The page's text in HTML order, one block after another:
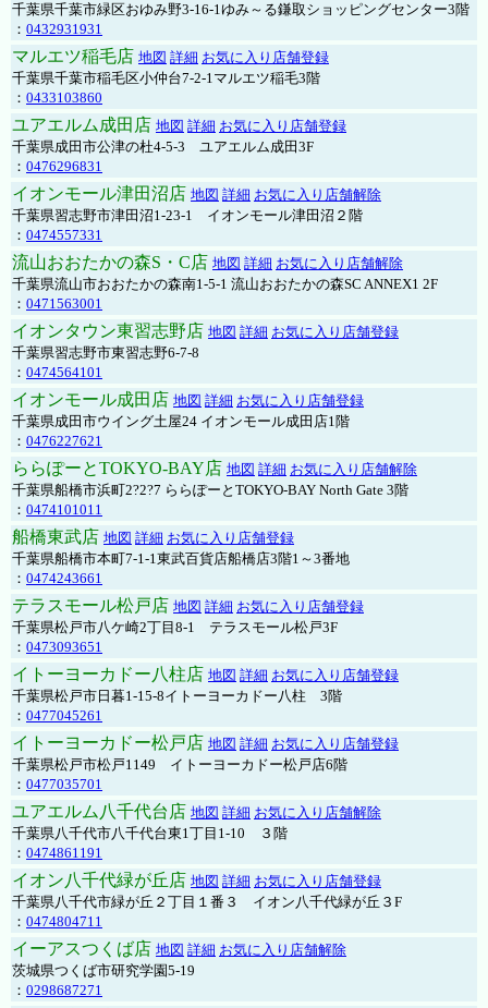
千葉県千葉市緑区おゆみ野3-16-1ゆみ～る鎌取ショッピングセンター3階
： 0432931931
マルエツ稲毛店 地図 詳細 お気に入り店舗登録
千葉県千葉市稲毛区小仲台7-2-1マルエツ稲毛3階
： 0433103860
ユアエルム成田店 地図 詳細 お気に入り店舗登録
千葉県成田市公津の杜4-5-3 ユアエルム成田3F
： 0476296831
イオンモール津田沼店 地図 詳細 お気に入り店舗解除
千葉県習志野市津田沼1-23-1 イオンモール津田沼２階
： 0474557331
流山おおたかの森S・C店 地図 詳細 お気に入り店舗解除
千葉県流山市おおたかの森南1-5-1 流山おおたかの森SC ANNEX1 2F
： 0471563001
イオンタウン東習志野店 地図 詳細 お気に入り店舗登録
千葉県習志野市東習志野6-7-8
： 0474564101
イオンモール成田店 地図 詳細 お気に入り店舗登録
千葉県成田市ウイング土屋24 イオンモール成田店1階
： 0476227621
ららぽーとTOKYO-BAY店 地図 詳細 お気に入り店舗解除
千葉県船橋市浜町2?2?7 ららぽーとTOKYO-BAY North Gate 3階
： 0474101011
船橋東武店 地図 詳細 お気に入り店舗登録
千葉県船橋市本町7-1-1東武百貨店船橋店3階1～3番地
： 0474243661
テラスモール松戸店 地図 詳細 お気に入り店舗登録
千葉県松戸市八ケ崎2丁目8-1 テラスモール松戸3F
： 0473093651
イトーヨーカドー八柱店 地図 詳細 お気に入り店舗登録
千葉県松戸市日暮1-15-8イトーヨーカドー八柱 3階
： 0477045261
イトーヨーカドー松戸店 地図 詳細 お気に入り店舗登録
千葉県松戸市松戸1149 イトーヨーカドー松戸店6階
： 0477035701
ユアエルム八千代台店 地図 詳細 お気に入り店舗解除
千葉県八千代市八千代台東1丁目1-10 ３階
： 0474861191
イオン八千代緑が丘店 地図 詳細 お気に入り店舗登録
千葉県八千代市緑が丘２丁目１番３ イオン八千代緑が丘３F
： 0474804711
イーアスつくば店 地図 詳細 お気に入り店舗解除
茨城県つくば市研究学園5-19
： 0298687271